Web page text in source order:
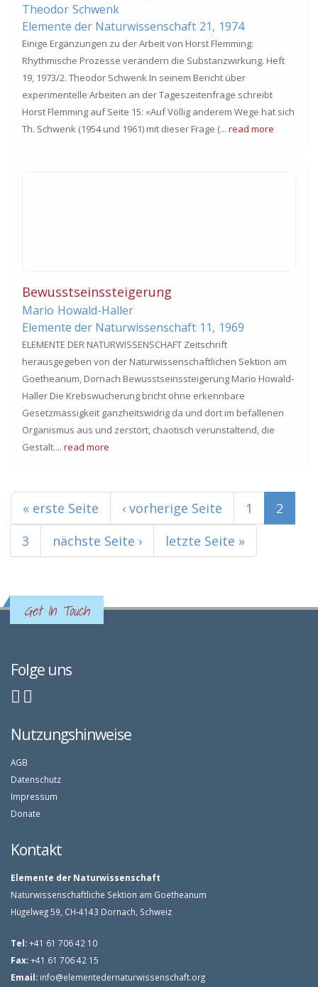
Theodor Schwenk
Elemente der Naturwissenschaft 21, 1974
Einige Ergänzungen zu der Arbeit von Horst Flemming:
Rhythmische Prozesse verändern die Substanzwirkung. Heft
19, 1973/2. Theodor Schwenk In seinem Bericht über
experimentelle Arbeiten an der Tageszeitenfrage schreibt
Horst Flemming auf Seite 15: «Auf Völlig anderem Wege hat sich
Th. Schwenk (1954 und 1961) mit dieser Frage (... read more
Bewusstseinssteigerung
Mario Howald-Haller
Elemente der Naturwissenschaft 11, 1969
ELEMENTE DER NATURWISSENSCHAFT Zeitschrift
herausgegeben von der Naturwissenschaftlichen Sektion am
Goetheanum, Dornach Bewusstseinssteigerung Mario Howald-
Haller Die Krebswucherung bricht ohne erkennbare
Gesetzmässigkeit ganzheitswidrig da und dort im befallenen
Organismus aus und zerstört, chaotisch verunstaltend, die
Gestalt.... read more
Seiten
« erste Seite ‹ vorherige Seite 1
2
3
nächste Seite › letzte Seite »
Get In Touch
Folge uns
Nutzungshinweise
AGB
Datenschutz
Impressum
Donate
Kontakt
Elemente der Naturwissenschaft
Naturwissenschaftliche Sektion am Goetheanum
Hügelweg 59, CH-4143 Dornach, Schweiz
Tel:+41 61 706 42 10
Fax:+41 61 706 42 15
Email: info@elementedernaturwissenschaft.org